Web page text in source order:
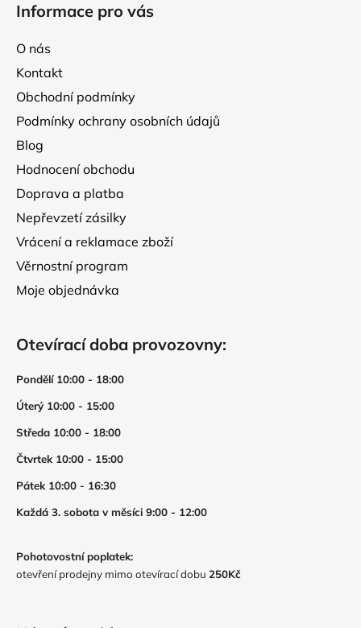
Informace pro vás
O nás
Kontakt
Obchodní podmínky
Podmínky ochrany osobních údajů
Blog
Hodnocení obchodu
Doprava a platba
Nepřevzetí zásilky
Vrácení a reklamace zboží
Věrnostní program
Moje objednávka
Otevírací doba provozovny:
Pondělí 10:00 - 18:00
Úterý 10:00 - 15:00
Středa 10:00 - 18:00
Čtvrtek 10:00 - 15:00
Pátek 10:00 - 16:30
Každá 3. sobota v měsíci 9:00 - 12:00
Pohotovostní poplatek:
otevření prodejny mimo otevírací dobu 250Kč